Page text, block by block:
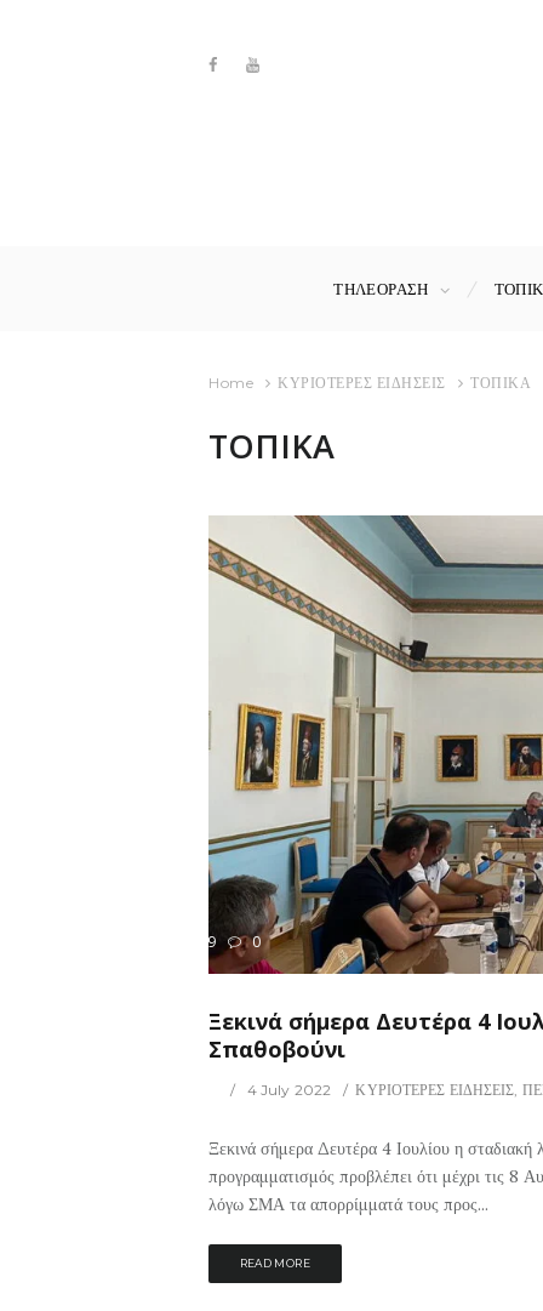
ΤΗΛΕΟΡΑΣΗ
Home ΚΥΡΙΟΤΕΡΕΣ ΕΙΔΗΣΕΙΣ ΤΟΠΙΚΑ
ΤΟΠΙΚΑ
269 0
Ξεκινά σήμερα Δευτέρα 4
Σπαθοβούνι
4 July 2022 ΚΥΡΙΟΤΕΡΕΣ ΕΙΔΗΣΕΙΣ
Ξεκινά σήμερα Δευτέρα 4 Ιουλίου η
προγραμματισμός προβλέπει ότι μέχρι τις 8
λόγω ΣΜΑ τα απορρίμματά τους προς...
READ MORE